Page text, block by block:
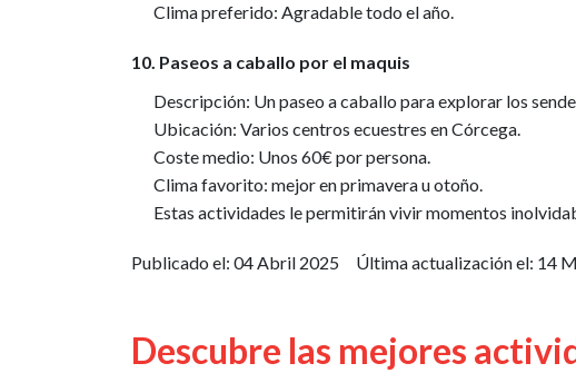
Clima preferido: Agradable todo el año.
10. Paseos a caballo por el maquis
Descripción: Un paseo a caballo para explorar los
Ubicación: Varios centros ecuestres en Córcega.
Coste medio: Unos 60€ por persona.
Clima favorito: mejor en primavera u otoño.
Estas actividades le permitirán vivir momentos
Publicado el: 04 Abril 2025 Última actualización el: 14
Descubre las mejores